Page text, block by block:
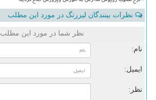
نظرات بینندگان لیزرتگ در مورد این مطلب
نظر شما در مورد این مطلب
نام:
ایمیل:
نظر: